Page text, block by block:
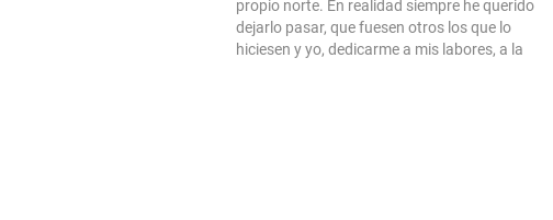
propio norte. En realidad siempre he querido
dejarlo pasar, que fuesen otros los que lo
hiciesen y yo, dedicarme a mis labores, a la